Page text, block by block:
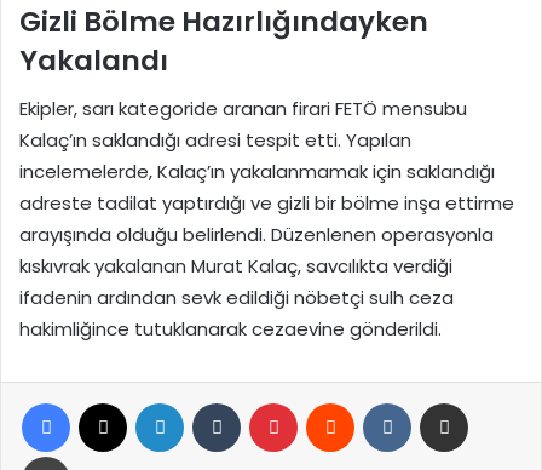
Gizli Bölme Hazırlığındayken
Yakalandı
Ekipler, sarı kategoride aranan firari FETÖ mensubu
Kalaç’ın saklandığı adresi tespit etti. Yapılan
incelemelerde, Kalaç’ın yakalanmamak için saklandığı
adreste tadilat yaptırdığı ve gizli bir bölme inşa ettirme
arayışında olduğu belirlendi. Düzenlenen operasyonla
kıskıvrak yakalanan Murat Kalaç, savcılıkta verdiği
ifadenin ardından sevk edildiği nöbetçi sulh ceza
hakimliğince tutuklanarak cezaevine gönderildi.
Facebook LinkedIn Tumblr Pinterest Reddit VKontakte
Yazdır